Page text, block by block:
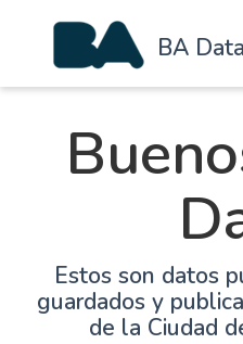
BA Data
Estos son datos
guardados y
de la Ciudad